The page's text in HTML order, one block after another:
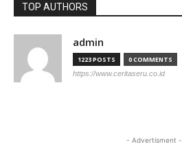
TOP AUTHORS
admin
1223 POSTS 0 COMMENTS
https://www.ceritaseru.co.id
- Advertisment -